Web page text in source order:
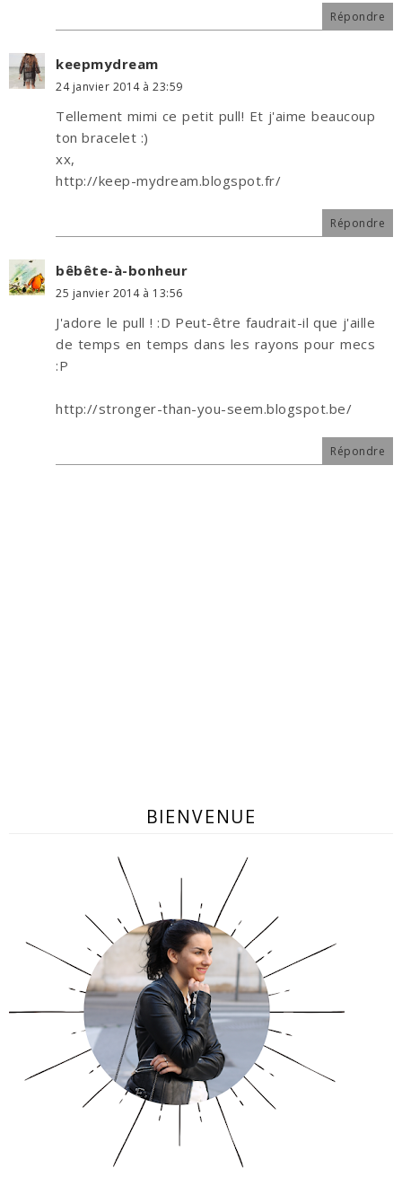
Répondre
keepmydream
24 janvier 2014 à 23:59
Tellement mimi ce petit pull! Et j'aime beaucoup
ton bracelet :)
xx,
http://keep-mydream.blogspot.fr/
Répondre
bêbête-à-bonheur
25 janvier 2014 à 13:56
J'adore le pull ! :D Peut-être faudrait-il que j'aille
de temps en temps dans les rayons pour mecs
:P
http://stronger-than-you-seem.blogspot.be/
Répondre
BIENVENUE